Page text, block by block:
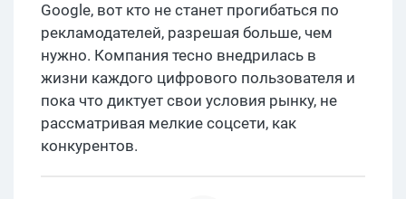
Google, вот кто не станет прогибаться по
рекламодателей, разрешая больше, чем
нужно. Компания тесно внедрилась в
жизни каждого цифрового пользователя и
пока что диктует свои условия рынку, не
рассматривая мелкие соцсети, как
конкурентов.